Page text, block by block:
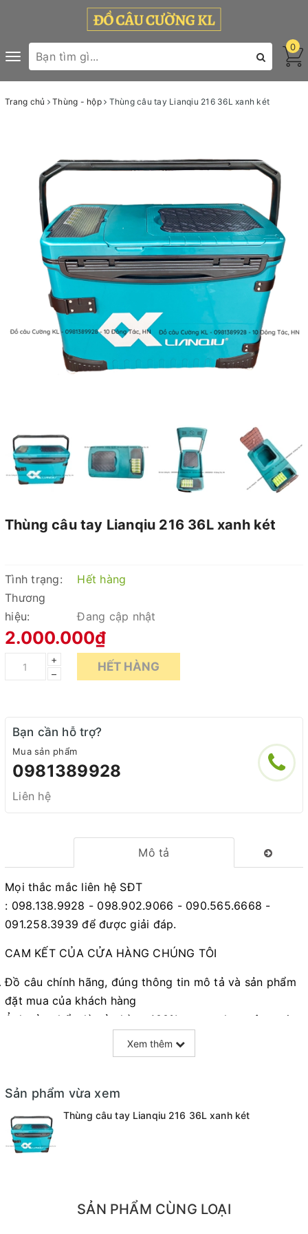
Toggle
navigation
0
Trang chủ Thùng - hộp Thùng câu tay Lianqiu 216 36L xanh két
Thùng câu tay Lianqiu 216 36L xanh két
Tình trạng:
Hết hàng
Thương
hiệu:
Đang cập nhật
2.000.000₫
+
–
HẾT HÀNG
Bạn cần hỗ trợ?
Mua sản phẩm
0981389928
Liên hệ
Mô tả
Mọi thắc mắc liên hệ SĐT
: 098.138.9928 - 098.902.9066 - 090.565.6668 -
091.258.3939 để được giải đáp.
CAM KẾT CỦA CỬA HÀNG CHÚNG TÔI
Đồ câu chính hãng, đúng thông tin mô tả và sản phẩm
đặt mua của khách hàng
Ảnh sản phẩm là cửa hàng 100% tự tay chụp nên mọi
thông tin và ảnh đều phù hợp với sản phẩm thực tế
Nếu sản phẩm bị lỗi hoặc xảy ra sự cố trong quá trình
khách hàng và sẽ chịu trách nhiệm hoàn toàn để phục
vụ khách hàng tốt nhất
Fanpage :
https://shopee.vn/docaucuongkl
Xem thêm
Sản phẩm vừa xem
Thùng câu tay Lianqiu 216 36L xanh két
SẢN PHẨM CÙNG LOẠI